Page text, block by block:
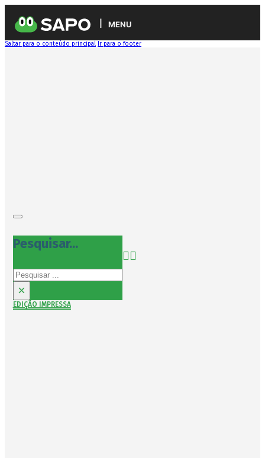
MENU
Saltar para o conteúdo principal Ir para o footer
Pesquisar...
Pesquisar
×
EDIÇÃO IMPRESSA